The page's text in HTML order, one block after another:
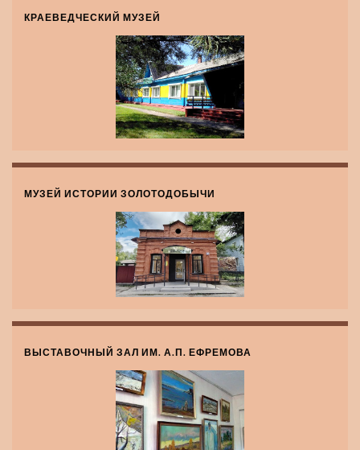
КРАЕВЕДЧЕСКИЙ МУЗЕЙ
МУЗЕЙ ИСТОРИИ ЗОЛОТОДОБЫЧИ
ВЫСТАВОЧНЫЙ ЗАЛ ИМ. А.П. ЕФРЕМОВА